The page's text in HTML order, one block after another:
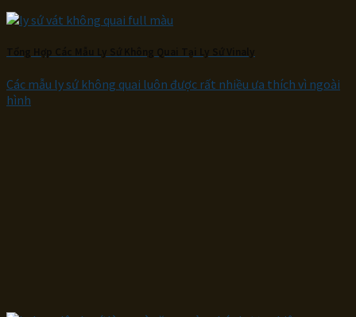
Các mẫu ly sứ không quai luôn được rất nhiều ưa thích vì ngoài
hình